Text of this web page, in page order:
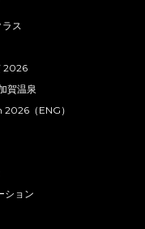
ス
2026
賀温泉
（ENG）
ション